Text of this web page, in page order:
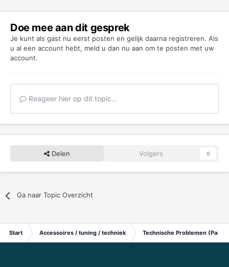
Doe mee aan dit gesprek
Je kunt als gast nu eerst posten en gelijk daarna registreren. Als
u al een account hebt, meld u dan nu aan om te posten met uw
account.
Reageer hier op dit topic...
Delen Volgers 0
Ga naar Topic Overzicht
Start Accessoires / tuning / techniek Technische Problemen